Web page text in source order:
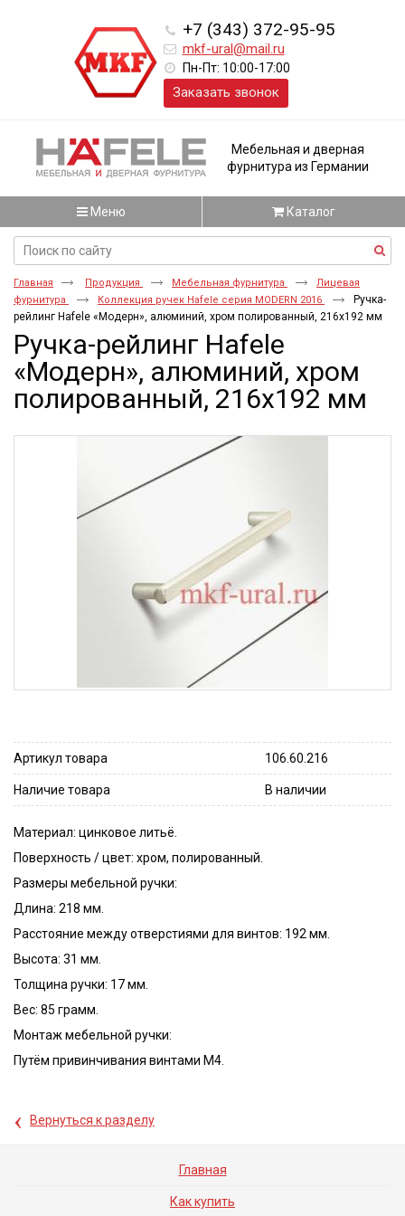
+7 (343) 372-95-95
mkf-ural@mail.ru
Пн-Пт: 10:00-17:00
Заказать звонок
Мебельная и дверная
фурнитура из Германии
Меню Каталог
Главная Продукция Мебельная фурнитура
Лицевая
фурнитура
Коллекция ручек Hafele серия MODERN 2016
Ручка-
рейлинг Hafele «Модерн», алюминий, хром полированный, 216x192 мм
Ручка-рейлинг Hafele
«Модерн», алюминий, хром
полированный, 216x192 мм
Артикул товара 106.60.216
Наличие товара В наличии
Материал: цинковое литьё.
Поверхность / цвет: хром, полированный.
Размеры мебельной ручки:
Длина: 218 мм.
Расстояние между отверстиями для винтов: 192 мм.
Высота: 31 мм.
Толщина ручки: 17 мм.
Вес: 85 грамм.
Монтаж мебельной ручки:
Путём привинчивания винтами М4.
‹ Вернуться к разделу
Главная
Как купить